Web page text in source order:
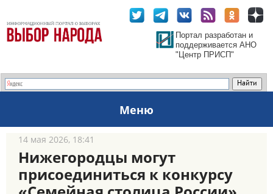
Портал разработан и
поддерживается АНО
"Центр ПРИСП"
Меню
14 мая 2026, 18:41
Нижегородцы могут
присоединиться к конкурсу